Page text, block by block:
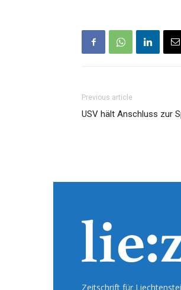
Previous article
USV hält Anschluss zur
Zeitschrift für